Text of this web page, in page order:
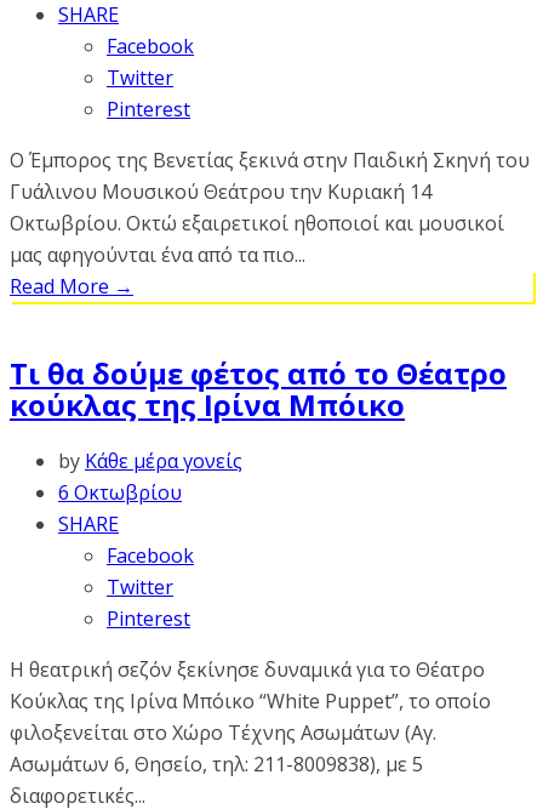
SHARE
Facebook
Twitter
Pinterest
Ο Έμπορος της Βενετίας ξεκινά στην Παιδική Σκηνή του
Γυάλινου Μουσικού Θεάτρου την Κυριακή 14
Οκτωβρίου. Οκτώ εξαιρετικοί ηθοποιοί και μουσικοί
μας αφηγούνται ένα από τα πιο...
Read More →
Τι θα δούμε φέτος από το Θέατρο
κούκλας της Ιρίνα Μπόικο
by Κάθε μέρα γονείς
6 Οκτωβρίου
SHARE
Facebook
Twitter
Pinterest
Η θεατρική σεζόν ξεκίνησε δυναμικά για το Θέατρο
Κούκλας της Ιρίνα Μπόικο “White Puppet”, το οποίο
φιλοξενείται στο Χώρο Τέχνης Ασωμάτων (Αγ.
Ασωμάτων 6, Θησείο, τηλ: 211-8009838), με 5
διαφορετικές...